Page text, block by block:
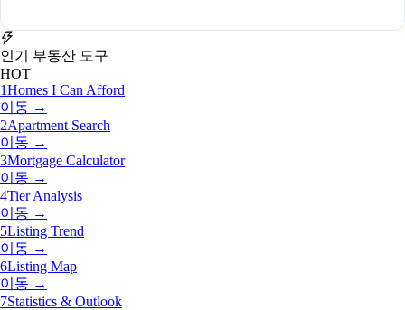
인기 부동산 도구
HOT
1Homes I Can Afford
이동 →
2Apartment Search
이동 →
3Mortgage Calculator
이동 →
4Tier Analysis
이동 →
5Listing Trend
이동 →
6Listing Map
이동 →
7Statistics & Outlook